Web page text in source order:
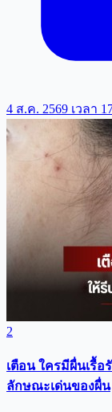
4 ส.ค. 2569 เวลา
2
เตือน ใครมีผื่นเรื้อ
ลักษณะเด่นของผื่น